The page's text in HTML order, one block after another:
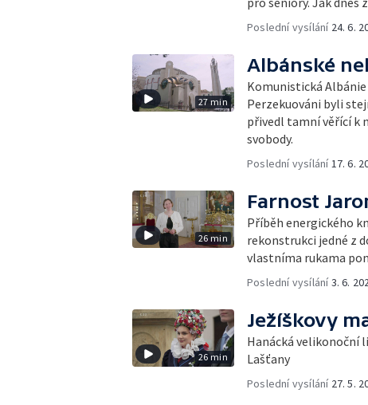
Poslední vysílání 24. 6.
27 min
Albánské
Komunistická
Perzekuováni byli
přivedl tamní věřící k
svobody.
Poslední vysílání 17. 6.
26 min
Farnost
Příběh energického
rekonstrukci jedné z
vlastníma rukama
Poslední vysílání3. 6.
26 min
Ježíškovy
Hanácká velikonoční
Lašťany
Poslední vysílání 27. 5.